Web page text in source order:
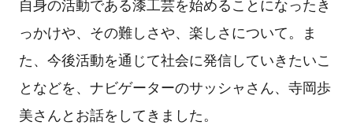
自身の活動である漆工芸を始めることになったき
っかけや、その難しさや、楽しさについて。ま
た、今後活動を通じて社会に発信していきたいこ
となどを、ナビゲーターのサッシャさん、寺岡歩
美さんとお話をしてきました。